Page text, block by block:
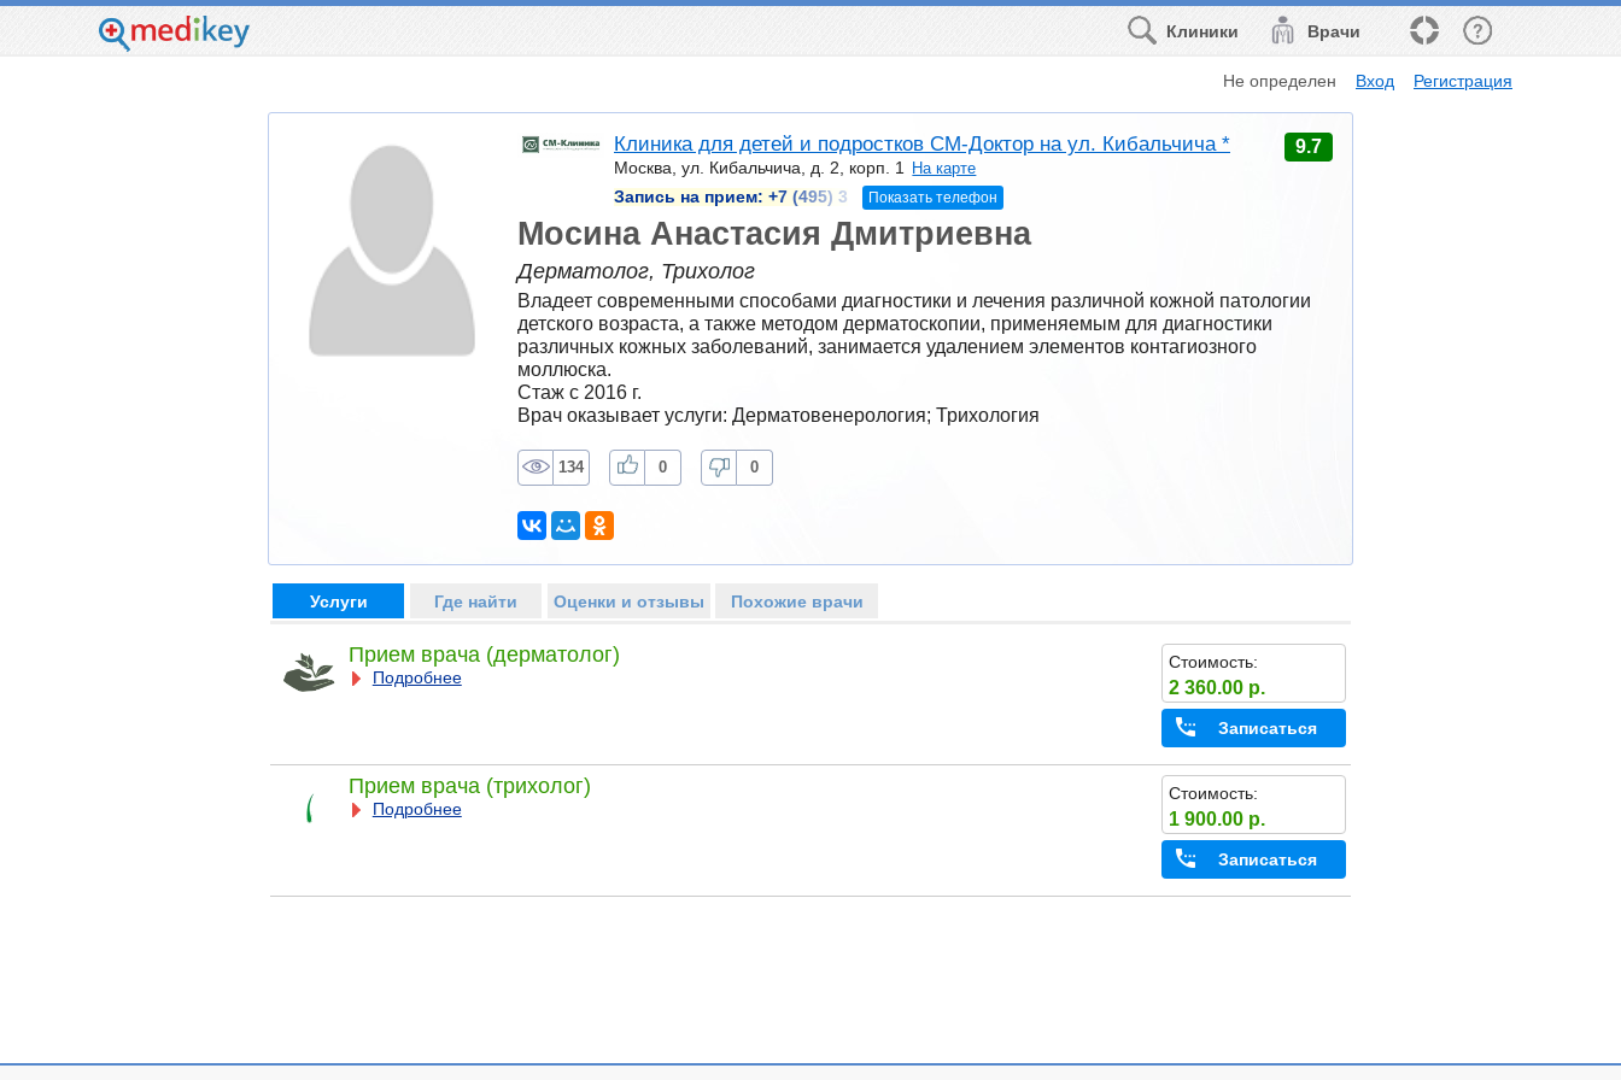
Врачи
Клиники
Не определен Вход Регистрация
Клиника для детей и подростков СМ-Доктор на ул. Кибальчича *
Москва, ул. Кибальчича, д. 2, корп. 1
На карте
Запись на прием: +7 (495) 3 Показать телефон
9.7
Мосина Анастасия Дмитриевна
Дерматолог, Трихолог
Владеет современными способами диагностики и лечения различной кожной патологии
детского возраста, а также методом дерматоскопии, применяемым для диагностики
различных кожных заболеваний, занимается удалением элементов контагиозного
моллюска.
Стаж с 2016 г.
Врач оказывает услуги: Дерматовенерология; Трихология
134 0 0
Услуги Где найти Оценки и отзывы Похожие врачи
Прием врача (дерматолог)
Подробнее
Стоимость:
2 360.00 р.
Записаться
Прием врача (трихолог)
Подробнее
Стоимость:
1 900.00 р.
Записаться